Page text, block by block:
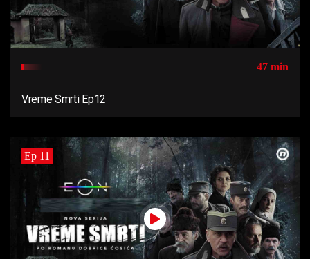
47 min
Vreme Smrti Ep12
Ep 11